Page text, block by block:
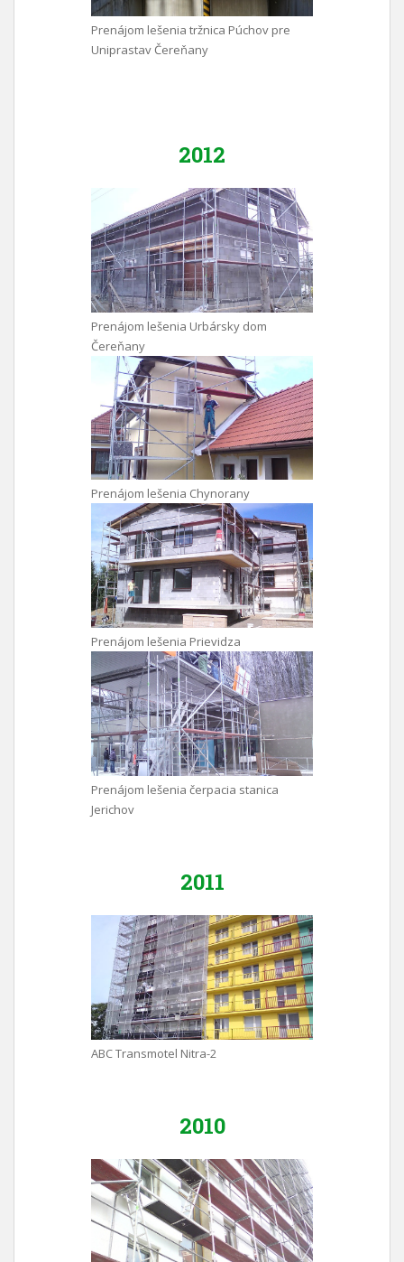
Prenájom lešenia tržnica Púchov pre
Uniprastav Čereňany
2012
Prenájom lešenia Urbársky dom
Čereňany
Prenájom lešenia Chynorany
Prenájom lešenia Prievidza
Prenájom lešenia čerpacia stanica
Jerichov
2011
ABC Transmotel Nitra-2
2010